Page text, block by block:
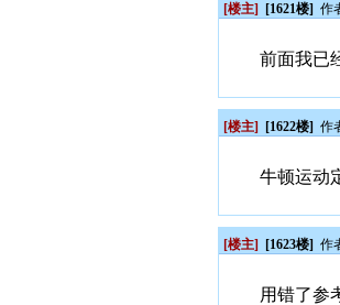
[楼主] [1621楼] 作
前面我已
[楼主] [1622楼] 作
牛顿运动
[楼主] [1623楼] 作
用错了参